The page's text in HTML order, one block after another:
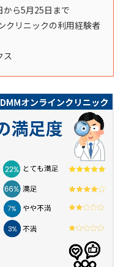
ら5月25日まで
リニックの利用経験者
ス